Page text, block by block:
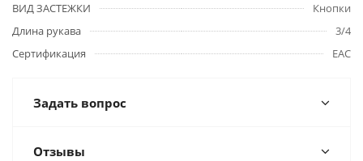
ВИД ЗАСТЕЖКИ
Кнопки
Длина рукава
3/4
Сертификация
EAC
Задать вопрос
Отзывы